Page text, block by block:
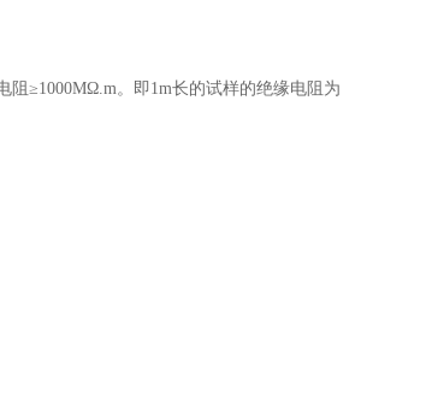
≥1000MΩ.m。即1m长的试样的绝缘电阻为